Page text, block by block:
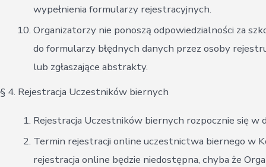
wypełnienia formularzy rejestracyjnych.
Organizatorzy nie ponoszą odpowiedzialności za
do formularzy błędnych danych przez osoby
lub zgłaszające abstrakty.
§ 4. Rejestracja Uczestników biernych
Rejestracja Uczestników biernych rozpocznie się w
Termin rejestracji online uczestnictwa biernego w
rejestracja online będzie niedostępna, chyba że